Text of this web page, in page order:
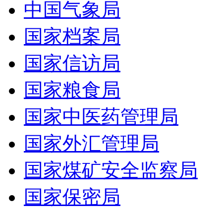
中国气象局
国家档案局
国家信访局
国家粮食局
国家中医药管理局
国家外汇管理局
国家煤矿安全监察局
国家保密局